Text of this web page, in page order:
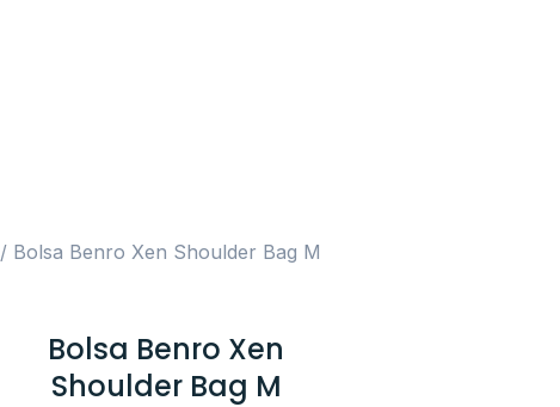
/ Bolsa Benro Xen Shoulder Bag M
Bolsa Benro Xen
Shoulder Bag M